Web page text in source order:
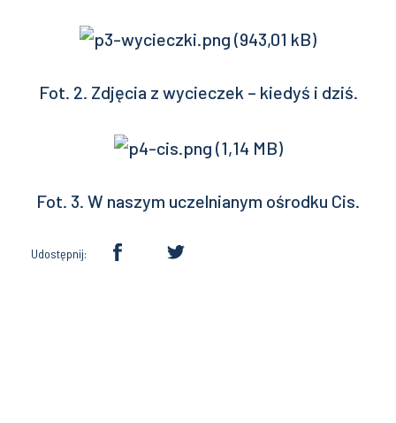
Fot. 2. Zdjęcia z wycieczek – kiedyś i dziś.
Fot. 3. W naszym uczelnianym ośrodku Cis.
Udostępnij: